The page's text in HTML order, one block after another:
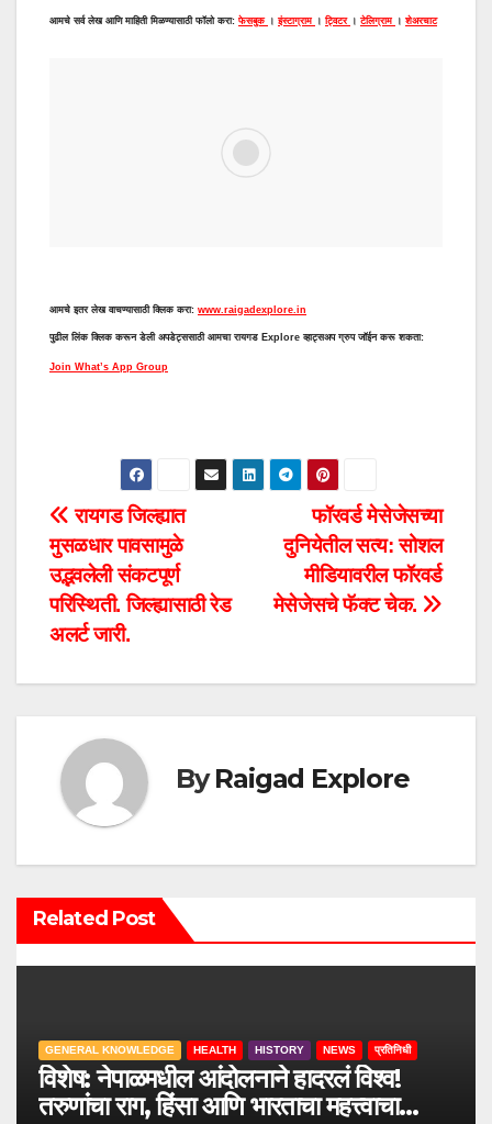
आमचे सर्व लेख आणि माहिती मिळण्यासाठी फॉलो करा: फेसबुक । इंस्टाग्राम । ट्विटर । टेलिग्राम । शेअरचाट
आमचे इतर लेख वाचण्यासाठी क्लिक करा: www.raigadexplore.in
पुढील लिंक क्लिक करून डेली अपडेट्ससाठी आमचा रायगड Explore व्हाट्सअप ग्रुप जॉईन करू शकता:
Join What’s App Group
P
o
s
a
v
a
t
o
n
फॉरवर्ड मेसेजेसच्या
दुनियेतील सत्य: सोशल
मीडियावरील फॉरवर्ड
मेसेजेसचे फॅक्ट चेक.
रायगड जिल्ह्यात
मुसळधार पावसामुळे
उद्भवलेली संकटपूर्ण
परिस्थिती. जिल्ह्यासाठी रेड
अलर्ट जारी.
ByRaigad Explore
Related Post
GENERAL KNOWLEDGE HEALTH HISTORY NEWS प्रतिनिधी
विशेष: नेपाळमधील आंदोलनाने हादरलं विश्व!
तरुणांचा राग, हिंसा आणि भारताचा महत्त्वाचा